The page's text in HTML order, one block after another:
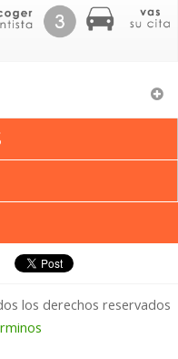
Califica
los derechos reservados